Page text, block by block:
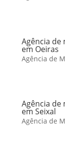
Agência de
em Oeiras
Agência de
Agência de
em Seixal
Agência de